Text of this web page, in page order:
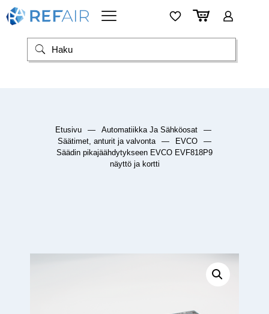
Etusivu — Automatiikka Ja Sähköosat
—
Säätimet, anturit ja valvonta
— EVCO
—
Säädin pikajäähdytykseen EVCO EVF818P9
näyttö ja kortti